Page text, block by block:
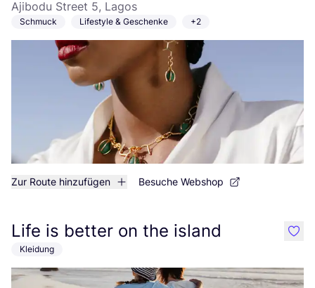
Ajibodu Street 5, Lagos
Schmuck Lifestyle & Geschenke +2
Zur Route hinzufügen Besuche Webshop
Life is better on the island
Kleidung
like